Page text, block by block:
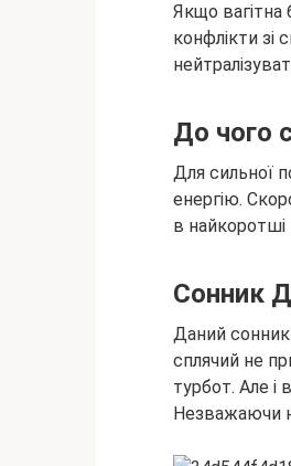
Якщо вагітна
конфлікти
До чого
Для сильної
енергію.
в найкоротші
Сонник
Даний
сплячий не
турбот. Але і
Незважаючи